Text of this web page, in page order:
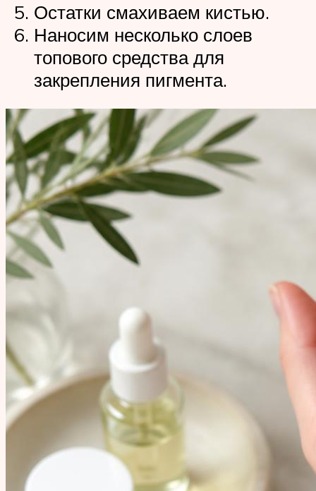
Остатки смахиваем кистью.
Наносим несколько слоев
топового средства для
закрепления пигмента.